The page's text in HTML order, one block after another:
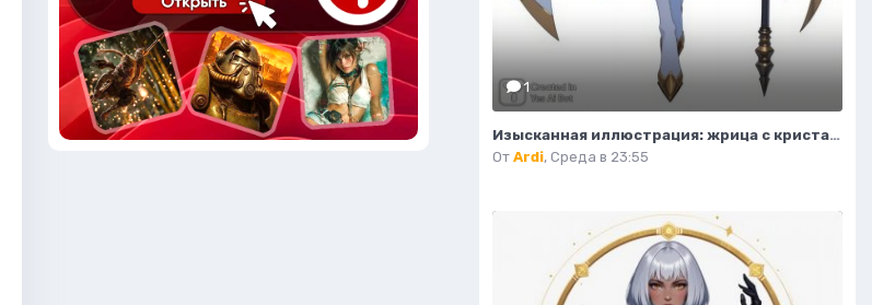
1
Изысканная иллюстрация: жрица с кристальным посохом и волшебным светом. Нейронная сеть Flux.1
От Ardi, Среда в 23:55